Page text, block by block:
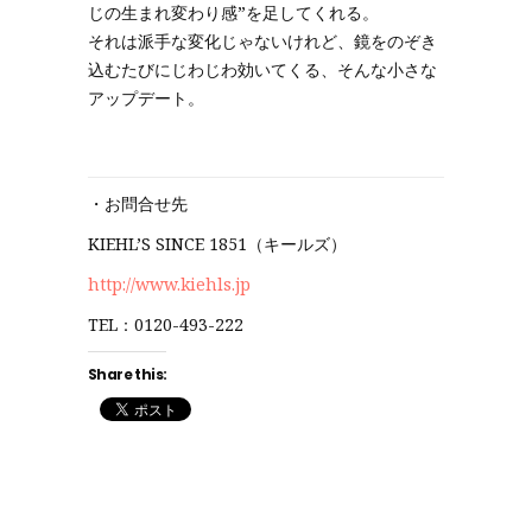
じの生まれ変わり感”を足してくれる。
それは派手な変化じゃないけれど、鏡をのぞき
込むたびにじわじわ効いてくる、そんな小さな
アップデート。
・お問合せ先
KIEHL’S SINCE 1851（キールズ）
http://www.kiehls.jp
TEL：0120-493-222
Share this: